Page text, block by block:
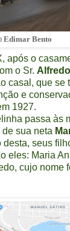
Edimar Bento
após o
o Sr.
casal, que se
e
1927.
passa às
sua neta
desta, seus
eles: Maria
cujo nome